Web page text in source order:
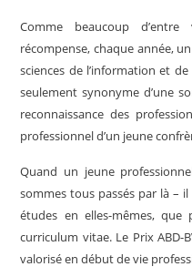
Comme beaucoup
récompense, chaque année,
sciences de l’information et
seulement synonyme d’une
reconnaissance des
professionnel d’un jeune
Quand un jeune
sommes tous passés par là –
études en elles-mêmes,
curriculum vitae. Le Prix
valorisé en début de vie